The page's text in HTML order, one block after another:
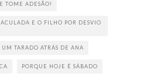
E TOME ADESÃO!
E O FILHO POR DESVIO
UM TARADO ATRÁS DE ANA
PORQUE HOJE É SÁBADO